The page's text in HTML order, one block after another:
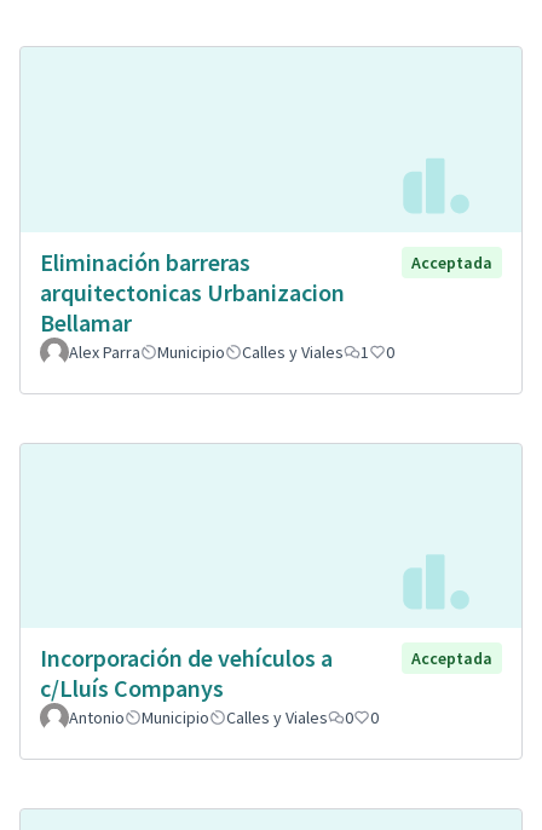
Eliminación barreras
arquitectonicas Urbanizacion
Bellamar
Acceptada
Alex Parra Municipio Calles y Viales 1 0
Incorporación de vehículos a
c/Lluís Companys
Acceptada
Antonio Municipio Calles y Viales 0 0